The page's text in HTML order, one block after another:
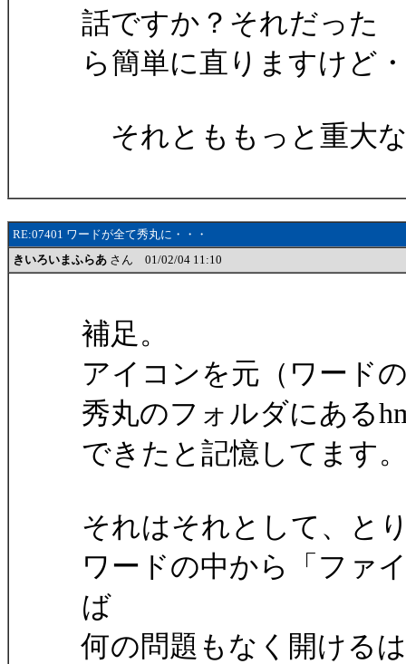
話ですか？それだった
ら簡単に直りますけど
それとももっと重大
RE:07401 ワードが全て秀丸に・・・
きいろいまふらあ さん 01/02/04 11:10
補足。
アイコンを元（ワード
秀丸のフォルダにある
できたと記憶してます
それはそれとして、と
ワードの中から「ファ
ば
何の問題もなく開ける